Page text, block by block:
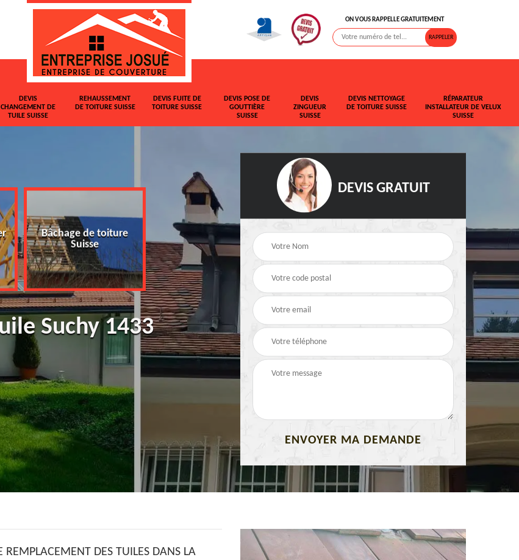
ON VOUS RAPPELLE GRATUITEMENT
DEVIS
CHANGEMENT DE
TUILE SUISSE
REHAUSSEMENT
DE TOITURE SUISSE
DEVIS FUITE DE
TOITURE SUISSE
DEVIS POSE DE
GOUTTIÈRE
SUISSE
DEVIS
ZINGUEUR
SUISSE
DEVIS NETTOYAGE
DE TOITURE SUISSE
RÉPARATEUR
INSTALLATEUR DE VELUX
SUISSE
Bâchage de toiture
Suisse
Devis changement de
tuile Suisse
Rehaussement de
Devis fuite de toiture
Suisse
Suchy 1433
DEVIS GRATUIT
REMPLACEMENT DES TUILES DANS LA